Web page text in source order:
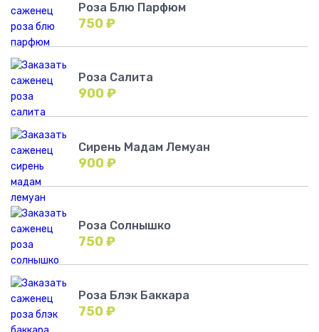
Роза Блю Парфюм
750₽
Роза Салита
900₽
Сирень Мадам Лемуан
900₽
Роза Солнышко
750₽
Роза Блэк Баккара
750₽